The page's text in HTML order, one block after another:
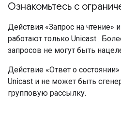
Ознакомьтесь с
Действия «Запрос на чтение»
работают только Unicast .
запросов не могут быть
Действие «Ответ о
Unicast и не может быть
групповую рассылку.